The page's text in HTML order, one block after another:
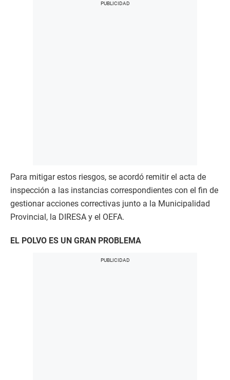
Para mitigar estos riesgos, se acordó remitir el acta de
inspección a las instancias correspondientes con el fin de
gestionar acciones correctivas junto a la Municipalidad
Provincial, la DIRESA y el OEFA.
EL POLVO ES UN GRAN PROBLEMA